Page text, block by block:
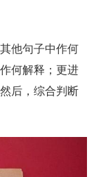
他句子中作何
何解释；更进
后，综合判断